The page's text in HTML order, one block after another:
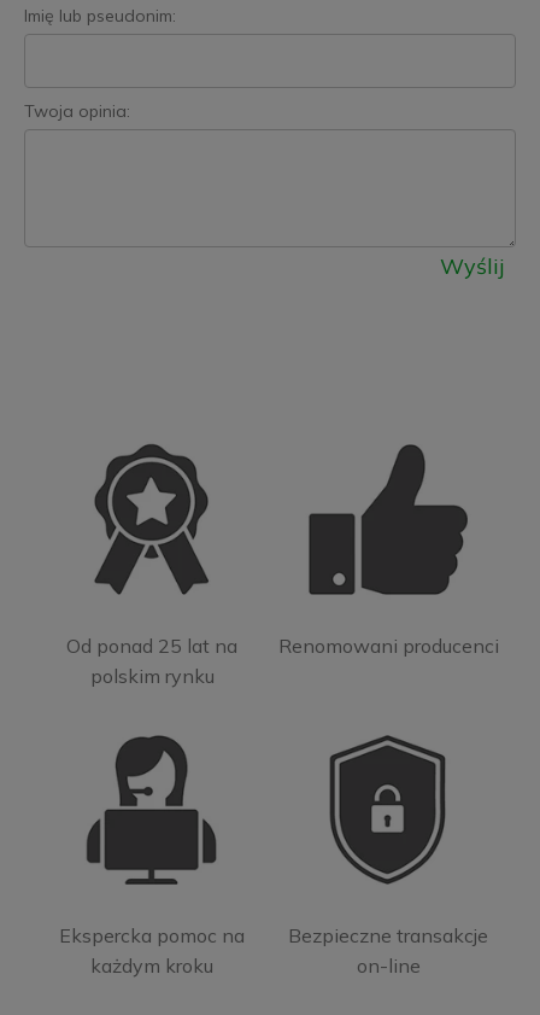
Imię lub pseudonim:
Twoja opinia:
Wyślij
Od ponad 25 lat na
polskim rynku
Renomowani producenci
Ekspercka pomoc na
każdym kroku
Bezpieczne transakcje
on-line